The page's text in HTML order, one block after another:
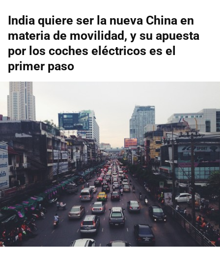
India quiere ser la nueva China en
materia de movilidad, y su apuesta
por los coches eléctricos es el
primer paso